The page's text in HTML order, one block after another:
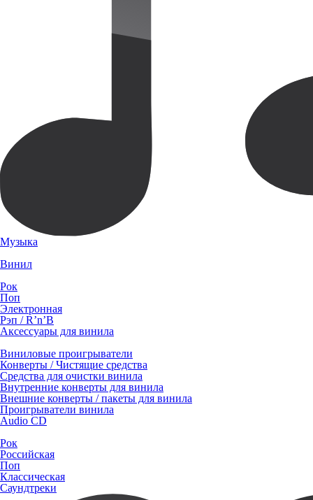
Музыка
Винил
Рок
Поп
Электронная
Рэп / R’n’B
Аксессуары для винила
Виниловые проигрыватели
Конверты / Чистящие средства
Средства для очистки винила
Внутренние конверты для винила
Внешние конверты / пакеты для винила
Проигрыватели винила
Audio CD
Рок
Российская
Поп
Классическая
Саундтреки